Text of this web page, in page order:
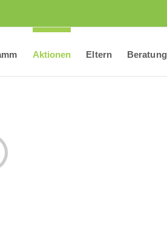
Aktionen Eltern Beratung